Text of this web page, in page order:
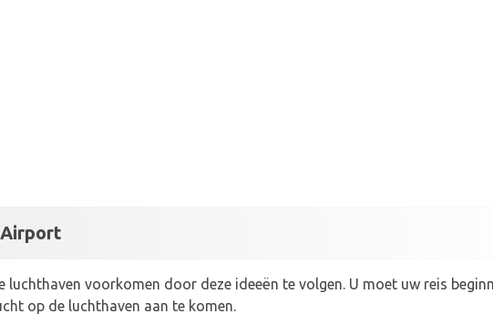
voorkomen door deze ideeën te volgen. U moet uw reis
op de luchthaven aan te komen.